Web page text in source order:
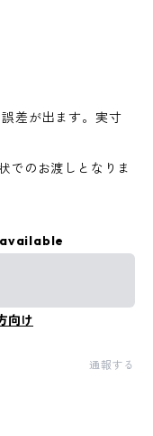
差が出ます。実寸
でのお渡しとなりま
向け
通報する